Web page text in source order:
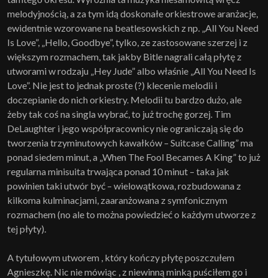
melodyjnością, a za tym idą doskonałe orkiestrowe aranżacje,
ewidentnie wzorowane na beatlesowskich z np. „All You Need
Is Love”, „Hello, Goodbye”, tylko, ze zastosowane szerzej i z
większym rozmachem, tak jakby Bitle nagrali całą płytę z
utworami w rodzaju „Hey Jude” albo właśnie „All You Need Is
Love”. Nie jest to jednak proste (?) klecenie melodii i
doczepianie do nich orkiestry. Melodii tu bardzo dużo, ale
żeby tak coś na singla wybrać, to już trochę gorzej. Tim
DeLaughter i jego współpracownicy nie ograniczają się do
tworzenia trzyminutowych kawałków – Suitcase Calling” ma
ponad siedem minut, a „When The Fool Becames A King” to już
regularna minisuita trwająca ponad 10 minut – taka jak
powinien taki utwór być – wielowątkowa, rozbudowana z
kilkoma kulminacjami, zaaranżowana z symfonicznym
rozmachem (no ale to można powiedzieć o każdym utworze z
tej płyty).
A tytułowym utworem , który kończy płytę poszczułem
Agnieszkę. Nic nie mówiąc , z niewinną minką puściłem go i